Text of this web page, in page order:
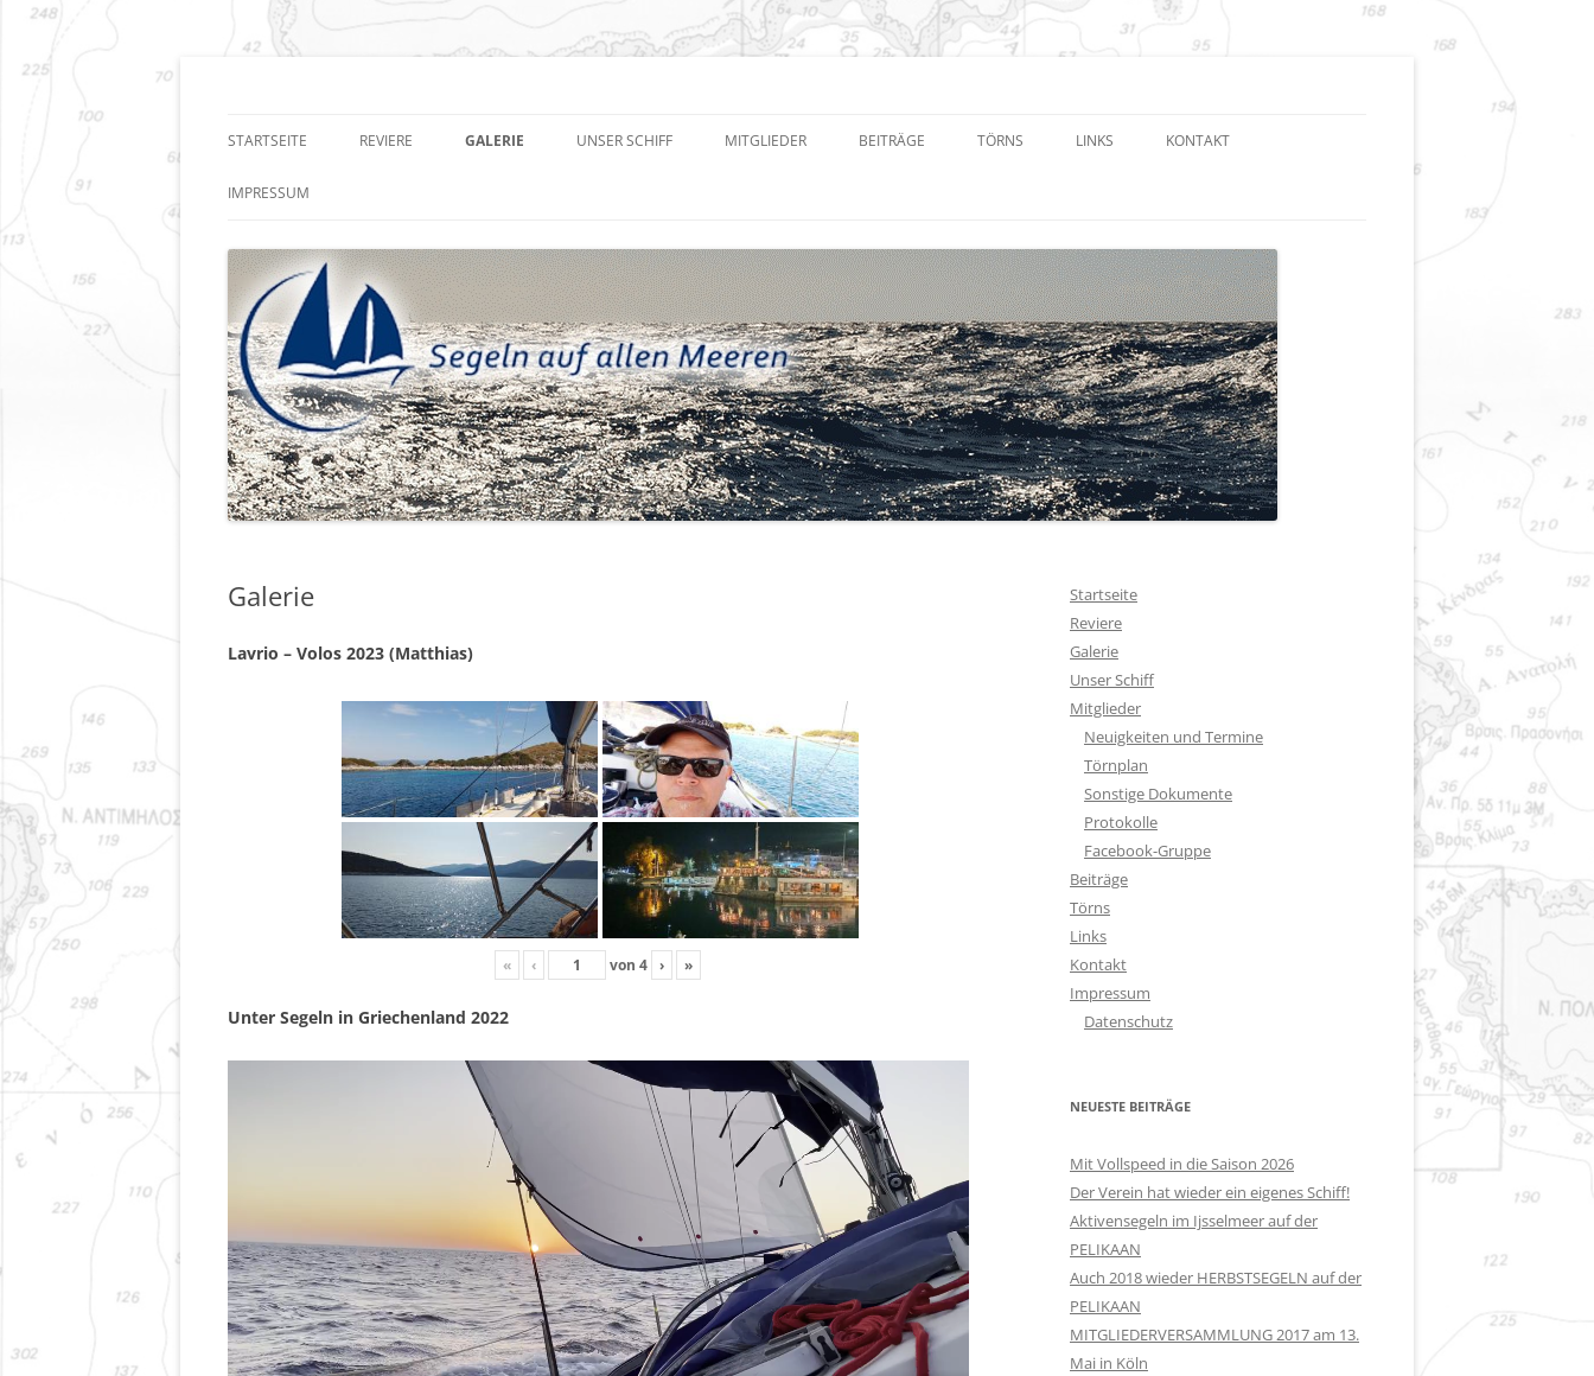
STARTSEITE REVIERE GALERIE UNSER SCHIFF MITGLIEDER
SONSTIGE DOKUMENTE
PROTOKOLLE
FACEBOOK-GRUPPE
BEITRÄGE TÖRNS LINKS KONTAKT
IMPRESSUM
Galerie
Lavrio – Volos 2023 (Matthias)
« ‹ von4 › »
Unter Segeln in Griechenland 2022
Startseite
Reviere
Galerie
Unser Schiff
Mitglieder
Neuigkeiten und Termine
Törnplan
Sonstige Dokumente
Protokolle
Facebook-Gruppe
Beiträge
Törns
Links
Kontakt
Impressum
Datenschutz
NEUESTE BEITRÄGE
Mit Vollspeed in die Saison 2026
Der Verein hat wieder ein eigenes Schiff!
Aktivensegeln im Ijsselmeer auf der
PELIKAAN
Auch 2018 wieder HERBSTSEGELN auf der
PELIKAAN
MITGLIEDERVERSAMMLUNG 2017 am 13.
Mai in Köln